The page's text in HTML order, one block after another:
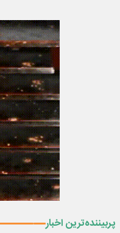
پربیننده‌ترین اخبار